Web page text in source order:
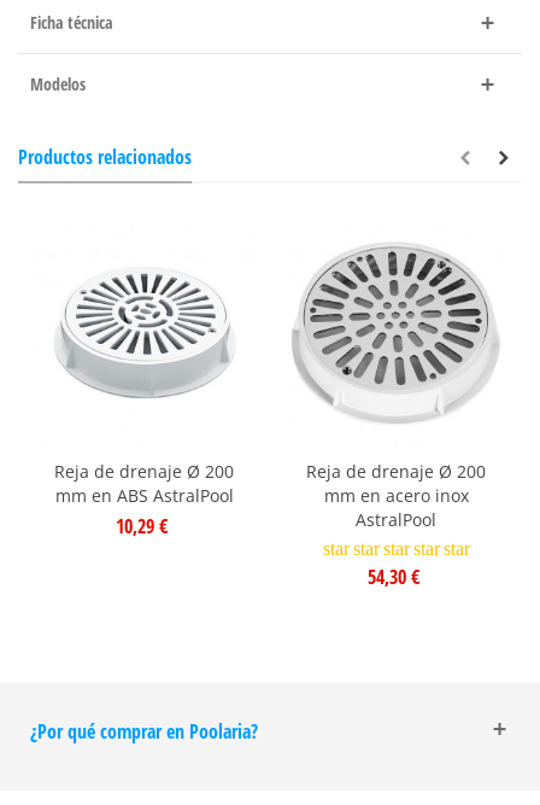
Ficha técnica
Modelos
Productos relacionados
Reja de drenaje Ø 200
mm en ABS AstralPool
10,29 €
Reja de drenaje Ø 200
mm en acero inox
AstralPool
star star star star star
54,30 €
¿Por qué comprar en Poolaria?